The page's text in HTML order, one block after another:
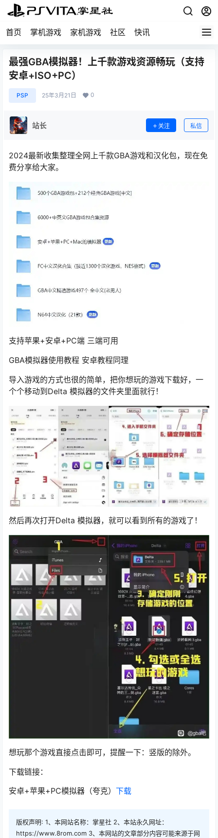
首页 掌机游戏 家机游戏 社区 快讯
最强GBA模拟器！上千款游戏资源畅玩（支持
安卓+ISO+PC）
PSP 25年3月21日 0
站长 关注 私信
2024最新收集整理全网上千款GBA游戏和汉化包，现在免
费分享给大家。
支持苹果+安卓+PC端 三端可用
GBA模拟器使用教程 安卓教程同理
导入游戏的方式也很的简单，把你想玩的游戏下载好，一
个个移动到Delta 模拟器的文件夹里面就行！
然后再次打开Delta 模拟器，就可以看到所有的游戏了！
想玩那个游戏直接点击即可，提醒一下：竖版的除外。
下载链接：
安卓+苹果+PC模拟器（夸克） 下载
版权声明: 1、本网站名称：掌星社 2、本站永久网址：
https://www.8rom.com 3、本网站的文章部分内容可能来源于网